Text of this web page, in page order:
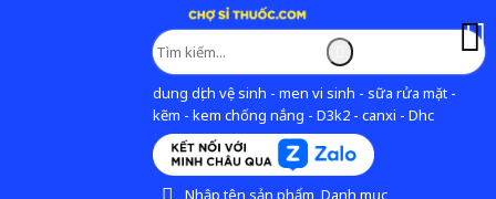
dung dịch vệ sinh - men vi sinh - sữa rửa mặt -
kẽm - kem chống nắng - D3k2 - canxi - Dhc
Nhập tên sản phẩm, Danh mục